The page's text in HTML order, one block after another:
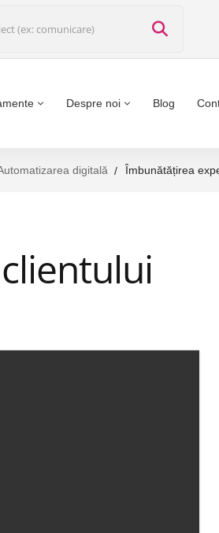
Despre noi Blog
digitală Îmbunătățirea